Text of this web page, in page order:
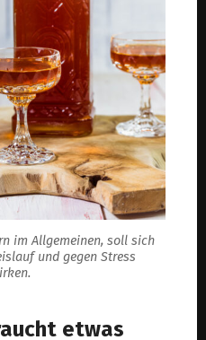
im Allgemeinen, soll sich
und gegen Stress
etwas